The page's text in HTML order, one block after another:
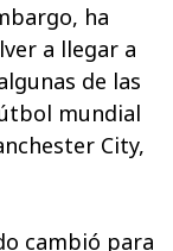
ha
a llegar a
de las
mundial
City,
cambió para